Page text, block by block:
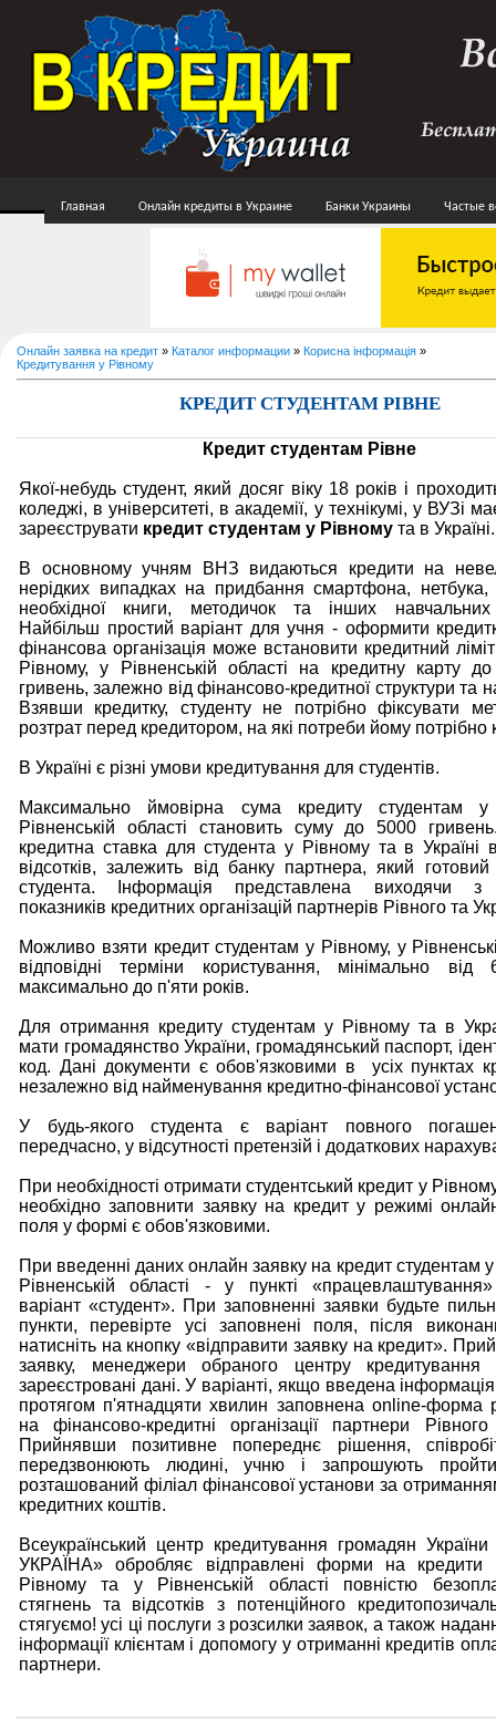
Главная Онлайн кредиты в Украине Банки Украины Частые
Онлайн заявка на кредит » Каталог информации » Корисна інформація »
Кредитування у Рівному
КРЕДИТ СТУДЕНТАМ РІВНЕ
Кредит студентам Рівне
Якої-небудь студент, який досяг віку 18 років і
коледжі, в університеті, в академії, у технікумі, у ВУЗі
зареєструвати кредит студентам у Рівному та в Україні.
В основному учням ВНЗ видаються кредити на
нерідких випадках на придбання смартфона, нетбука,
необхідної книги, методичок та інших навчальних
Найбільш простий варіант для учня - оформити
фінансова організація може встановити кредитний
Рівному, у Рівненській області на кредитну карту
гривень, залежно від фінансово-кредитної структури та
Взявши кредитку, студенту не потрібно фіксувати
розтрат перед кредитором, на які потреби йому потрібно
В Україні є різні умови кредитування для студентів.
Максимально ймовірна сума кредиту студентам
Рівненській області становить суму до 5000
кредитна ставка для студента у Рівному та в
відсотків, залежить від банку партнера, який готовий
студента. Інформація представлена виходячи з
показників кредитних організацій партнерів Рівного та
Можливо взяти кредит студентам у Рівному, у
відповідні терміни користування, мінімально від
максимально до п'яти років.
Для отримання кредиту студентам у Рівному та в
мати громадянство України, громадянський паспорт,
код. Дані документи є обов'язковими в усіх пунктах
незалежно від найменування кредитно-фінансової
У будь-якого студента є варіант повного
передчасно, у відсутності претензій і додаткових
При необхідності отримати студентський кредит у
необхідно заповнити заявку на кредит у режимі
поля у формі є обов'язковими.
При введенні даних онлайн заявку на кредит студентам
Рівненській області - у пункті
варіант «студент». При заповненні заявки будьте
пункти, перевірте усі заповнені поля, після
натисніть на кнопку «відправити заявку на кредит».
заявку, менеджери обраного центру кредитування
зареєстровані дані. У варіанті, якщо введена
протягом п'ятнадцяти хвилин заповнена online-форма
на фінансово-кредитні організації партнери
Прийнявши позитивне попереднє рішення,
передзвонюють людині, учню і запрошують
розташований філіал фінансової установи за
кредитних коштів.
Всеукраїнський центр кредитування громадян
УКРАЇНА» обробляє відправлені форми на кредити
Рівному та у Рівненській області повністю
стягнень та відсотків з потенційного
стягуємо! усі ці послуги з розсилки заявок, а також
інформації клієнтам і допомогу у отриманні кредитів
партнери.